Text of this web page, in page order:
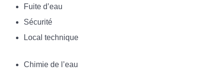
Fuite d’eau
Sécurité
Local technique
Chimie de l’eau